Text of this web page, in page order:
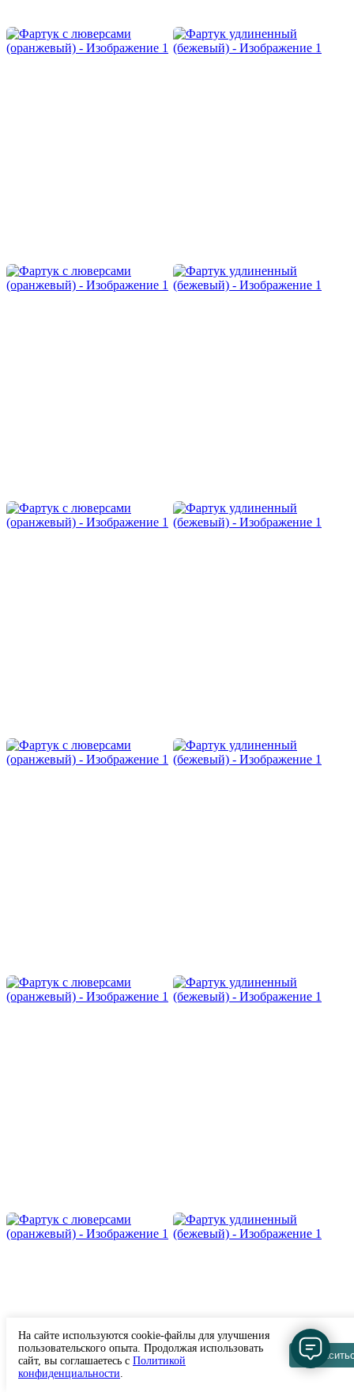
На сайте используются cookie-файлы для улучшения
пользовательского опыта. Продолжая использовать
сайт, вы соглашаетесь с Политикой
конфиденциальности.